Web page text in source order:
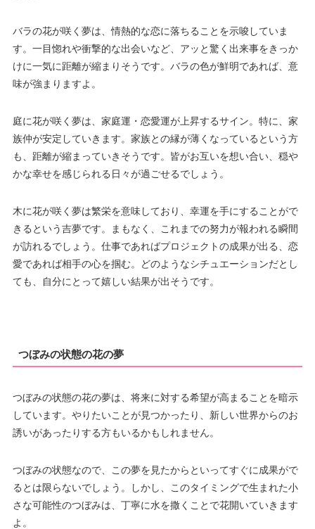
バラの花が咲く夢は、情熱的な恋に落ちることを示唆していま
す。一目惚れや衝撃的な出会いなど、アッと驚く出来事をきっか
けに一気に距離が縮まりそうです。バラの色が鮮明であれば、意
味が強まりますよ。
庭に花が咲く夢は、家庭運・恋愛運が上昇するサイン。特に、家
族仲が安定していきます。家族との縁が薄くなっているという方
も、距離が縮まっていきそうです。皆がお互いを想い合い、穏や
かな幸せを感じられる日々が過ごせるでしょう。
木に花が咲く夢は繁栄を意味しており、幸運を手にすることがで
きるという吉夢です。まもなく、これまでの努力が報われる瞬間
が訪れるでしょう。仕事であればプロジェクトの成果が出る、恋
愛であれば相手の心を掴む。どのようなシチュエーションだとし
ても、自分にとって嬉しい結果が出そうです。
つぼみの状態の花の夢
つぼみの状態の花の夢は、将来に対する希望が高まることを暗示
しています。やりたいことが見つかったり、新しい世界からのお
誘いがあったりする方もいるかもしれません。
つぼみの状態なので、この夢を見たからといってすぐに成果がで
るとは限らないでしょう。しかし、このタイミングで生まれた小
さな可能性のつぼみは、丁寧に水を撒くことで花開いていきます
よ。